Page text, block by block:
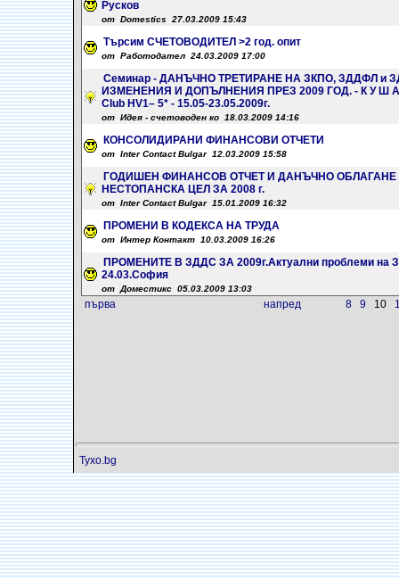
Русков
от Domestics 27.03.2009 15:43
Търсим СЧЕТОВОДИТЕЛ >2 год. опит
от Работодател 24.03.2009 17:00
Семинар - ДАНЪЧНО ТРЕТИРАНЕ НА ЗКПО, ЗДДФЛ и
ИЗМЕНЕНИЯ И ДОПЪЛНЕНИЯ ПРЕЗ 2009 ГОД. - К У Ш А
Club HV1– 5* - 15.05-23.05.2009г.
от Идея - счетоводен ко 18.03.2009 14:16
КОНСОЛИДИРАНИ ФИНАНСОВИ ОТЧЕТИ
от Inter Contact Bulgar 12.03.2009 15:58
ГОДИШЕН ФИНАНСОВ ОТЧЕТ И ДАНЪЧНО
НЕСТОПАНСКА ЦЕЛ ЗА 2008 г.
от Inter Contact Bulgar 15.01.2009 16:32
ПРОМЕНИ В КОДЕКСА НА ТРУДА
от Интер Контакт 10.03.2009 16:26
ПРОМЕНИТЕ В ЗДДС ЗА 2009г.Актуални проблеми на
24.03.София
от Доместикс 05.03.2009 13:03
първа напред 8 9 10